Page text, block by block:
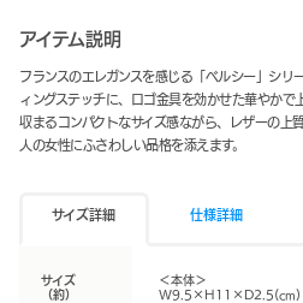
アイテム説明
フランスのエレガンスを感じる「ベルシー」シリ
ィングステッチに、ロゴ金具を効かせた華やかで
収まるコンパクトなサイズ感ながら、レザーの上
人の女性にふさわしい品格を添えます。
サイズ詳細 仕様詳細
サイズ
（約）
＜本体＞
W9.5×H11×D2.5(cm)